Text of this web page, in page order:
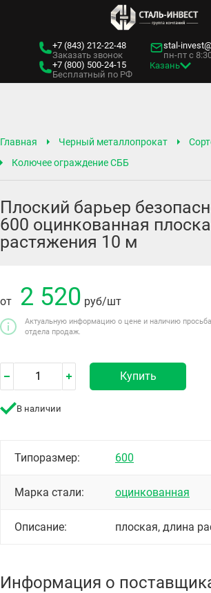
+7 (843) 212-22-48
Заказать звонок
+7 (800) 500-24-15
Бесплатный по РФ
stal-
пн-пт с
Казань
Главная Черный металлопрокат
Колючее ограждение СББ
Плоский барьер
600 оцинкованная
растяжения 10 м
от 2 520 руб/шт
Актуальную информацию о цене и наличию
отдела продаж.
Купить
В наличии
Типоразмер: 600
Марка стали: оцинкованная
Описание: плоская, длина
Информация о